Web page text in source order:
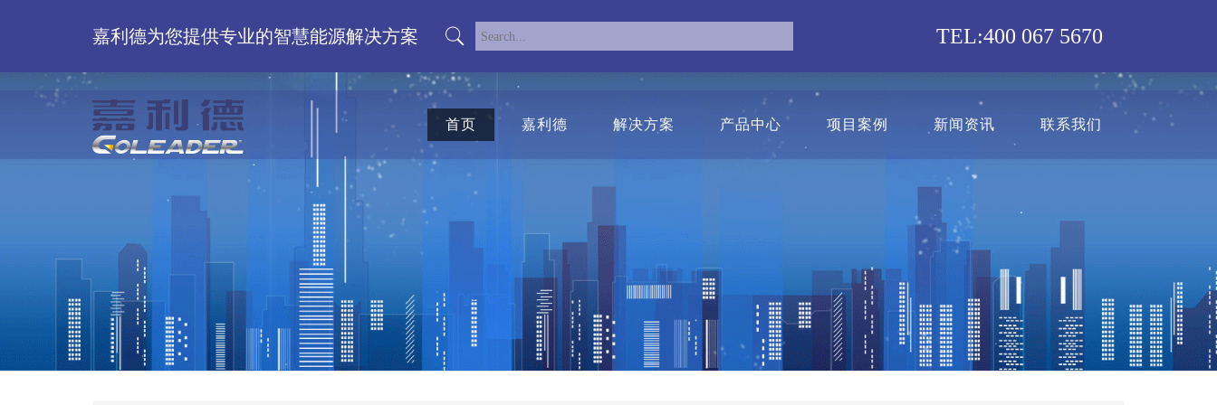
嘉利德为您提供专业的智慧能源解决方案 TEL:400 067 5670
首页 嘉利德 解决方案 产品中心 项目案例 新闻资讯 联系我们